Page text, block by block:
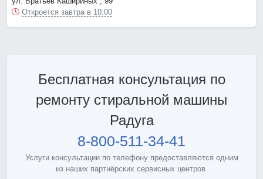
Откроется завтра в 10:00
Бесплатная консультация по
ремонту стиральной машины
Радуга
8-800-511-34-41
Услуги консультации по телефону предоставляются одним
из наших партнёрских сервисных центров.